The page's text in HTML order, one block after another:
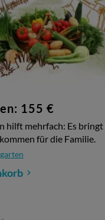
155 €
hilft mehrfach: Es
für die Familie.